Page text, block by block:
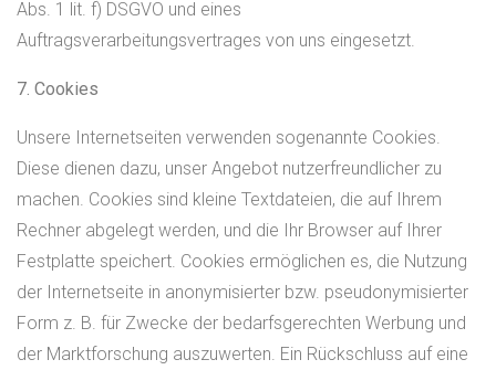
Abs. 1 lit. f) DSGVO und eines
Auftragsverarbeitungsvertrages von uns eingesetzt.
7. Cookies
Unsere Internetseiten verwenden sogenannte Cookies.
Diese dienen dazu, unser Angebot nutzerfreundlicher zu
machen. Cookies sind kleine Textdateien, die auf Ihrem
Rechner abgelegt werden, und die Ihr Browser auf Ihrer
Festplatte speichert. Cookies ermöglichen es, die Nutzung
der Internetseite in anonymisierter bzw. pseudonymisierter
Form z. B. für Zwecke der bedarfsgerechten Werbung und
der Marktforschung auszuwerten. Ein Rückschluss auf eine